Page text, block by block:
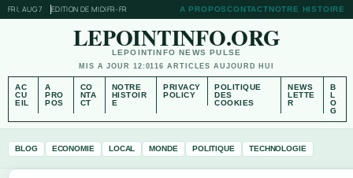
FRI, AUG 7 EDITION DE MIDIFR-FR A PROPOSCONTACTNOTRE HISTOIRE
LEPOINTINFO.ORG
LEPOINTINFO NEWS PULSE
MIS A JOUR 12:0116 ARTICLES AUJOURD HUI
AC
CU
EIL
A
PRO
POS
CO
NTA
CT
NOTRE
HISTOIR
E
PRIVACY
POLICY
POLITIQUE
DES
COOKIES
NEWS
LETTE
R
B
L
O
G
BLOG ECONOMIE LOCAL MONDE POLITIQUE TECHNOLOGIE